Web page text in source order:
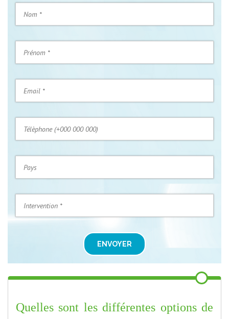
ENVOYER
Quelles sont les différentes options de